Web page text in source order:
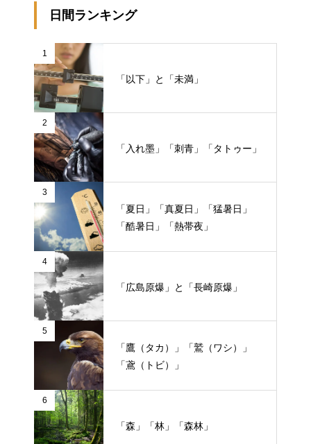
日間ランキング
1
「以下」と「未満」
2
「入れ墨」「刺青」「タトゥー」
3
「夏日」「真夏日」「猛暑日」
「酷暑日」「熱帯夜」
4
「広島原爆」と「長崎原爆」
5
「鷹（タカ）」「鷲（ワシ）」
「鳶（トビ）」
6
「森」「林」「森林」